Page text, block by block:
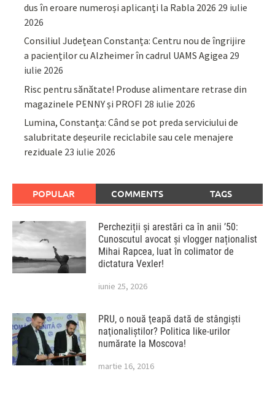
dus în eroare numeroși aplicanți la Rabla 2026 29 iulie
2026
Consiliul Județean Constanța: Centru nou de îngrijire
a pacienților cu Alzheimer în cadrul UAMS Agigea 29
iulie 2026
Risc pentru sănătate! Produse alimentare retrase din
magazinele PENNY și PROFI 28 iulie 2026
Lumina, Constanța: Când se pot preda serviciului de
salubritate deșeurile reciclabile sau cele menajere
reziduale 23 iulie 2026
POPULAR COMMENTS TAGS
Percheziții și arestări ca în anii ’50:
Cunoscutul avocat și vlogger naționalist
Mihai Rapcea, luat în colimator de
dictatura Vexler!
iunie 25, 2026
PRU, o nouă ţeapă dată de stângişti
naţionaliştilor? Politica like-urilor
numărate la Moscova!
martie 16, 2016